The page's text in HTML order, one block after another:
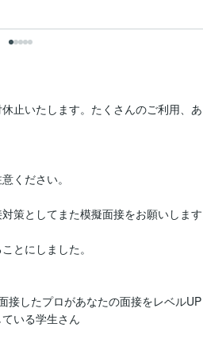
止いたします。たくさんのご利用、
ください。
策としてまた模擬面接をお願いしま
とにしました。
したプロがあなたの面接をレベル
いる学生さん